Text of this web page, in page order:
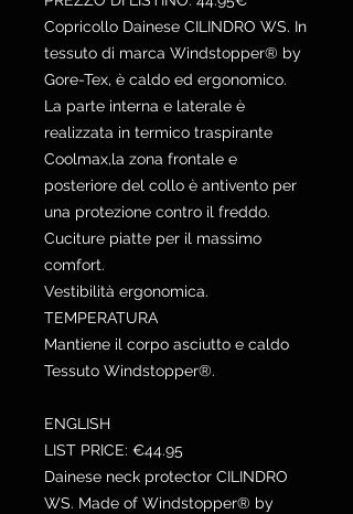
Copricollo Dainese CILINDRO WS. In
tessuto di marca Windstopper® by
Gore-Tex, è caldo ed ergonomico.
La parte interna e laterale è
realizzata in termico traspirante
Coolmax,la zona frontale e
posteriore del collo è antivento per
una protezione contro il freddo.
Cuciture piatte per il massimo
comfort.
Vestibilità ergonomica.
TEMPERATURA
Mantiene il corpo asciutto e caldo
Tessuto Windstopper®.
ENGLISH
LIST PRICE: €44.95
Dainese neck protector CILINDRO
WS. Made of Windstopper® by